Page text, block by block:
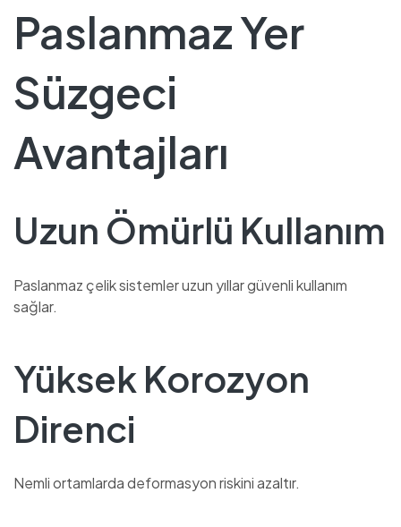
Paslanmaz Yer
Süzgeci
Avantajları
Uzun Ömürlü Kullanım
Paslanmaz çelik sistemler uzun yıllar güvenli kullanım
sağlar.
Yüksek Korozyon
Direnci
Nemli ortamlarda deformasyon riskini azaltır.